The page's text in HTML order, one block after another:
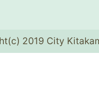
2019 City